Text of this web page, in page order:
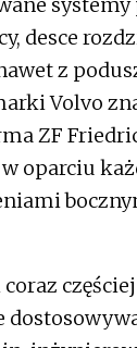
desce
z
Volvo
ZF
oparciu